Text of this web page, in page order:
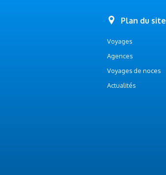
Plan du site
Voyages
Agences
Voyages de noces
Actualités